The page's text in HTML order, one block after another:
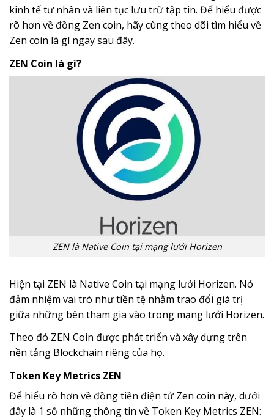
kinh tế tư nhân và liên tục lưu trữ tập tin. Để hiểu được
rõ hơn về đồng Zen coin, hãy cùng theo dõi tìm hiểu về
Zen coin là gì ngay sau đây.
ZEN Coin là gì?
ZEN là Native Coin tại mạng lưới Horizen
Hiện tại ZEN là Native Coin tại mạng lưới Horizen. Nó
đảm nhiệm vai trò như tiền tệ nhằm trao đổi giá trị
giữa những bên tham gia vào trong mạng lưới Horizen.
Theo đó ZEN Coin được phát triển và xây dựng trên
nền tảng Blockchain riêng của họ.
Token Key Metrics ZEN
Để hiểu rõ hơn về đồng tiền điện tử Zen coin này, dưới
đây là 1 số những thông tin về Token Key Metrics ZEN: